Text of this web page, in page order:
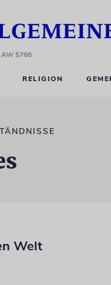
AW 5786
RELIGION
Welt